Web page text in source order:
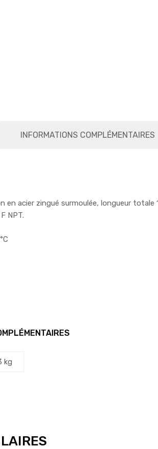
INFORMATIONS COMPLÉMENTAIRES
en acier zingué surmoulée, longueur
NPT.
kg